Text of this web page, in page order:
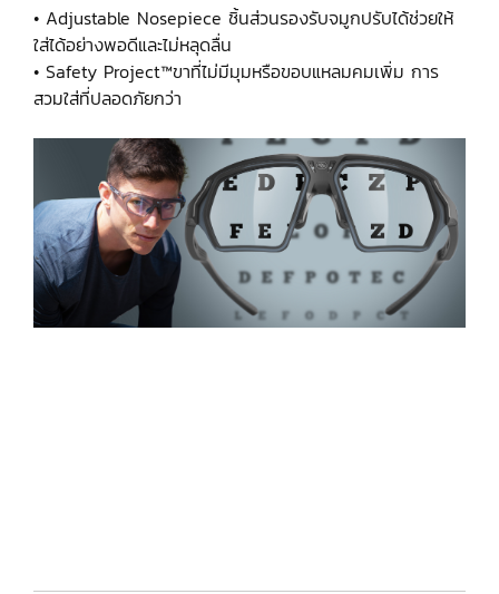
• Adjustable Nosepiece ชิ้นส่วนรองรับจมูกปรับได้ช่วยให้
ใส่ได้อย่างพอดีและไม่หลุดลื่น
• Safety Project™ขาที่ไม่มีมุมหรือขอบแหลมคมเพิ่ม การ
สวมใส่ที่ปลอดภัยกว่า